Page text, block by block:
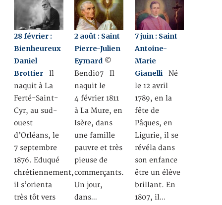
28 février :
Bienheureux
Daniel
Brottier Il
naquit à La
Ferté-Saint-
Cyr, au sud-
ouest
d’Orléans, le
7 septembre
1876. Eduqué
chrétiennement,
il s’orienta
très tôt vers
2 août : Saint
Pierre-Julien
Eymard ©
Bendi07 Il
naquit le
4 février 1811
à La Mure, en
Isère, dans
une famille
pauvre et très
pieuse de
commerçants.
Un jour,
dans…
7 juin : Saint
Antoine-
Marie
Gianelli Né
le 12 avril
1789, en la
fête de
Pâques, en
Ligurie, il se
révéla dans
son enfance
être un élève
brillant. En
1807, il…